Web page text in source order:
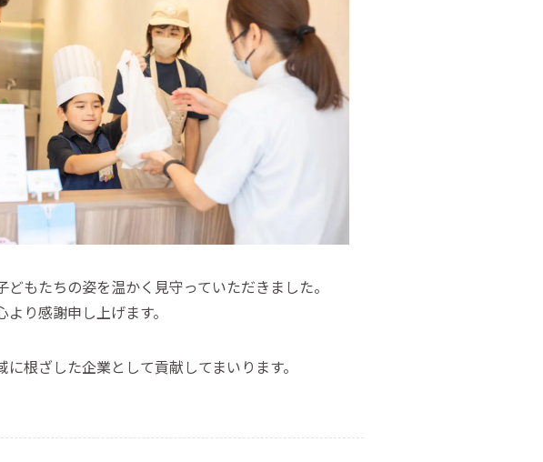
もたちの姿を温かく見守っていただきました。
り感謝申し上げます。
根ざした企業として貢献してまいります。